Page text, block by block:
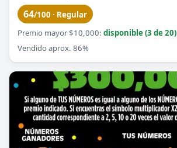
64/100 · Regular
Premio mayor $10,000: disponible (3 de 20)
Vendido aprox. 86%